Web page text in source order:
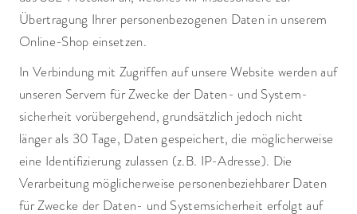
Übertragung Ihrer personenbezogenen Daten in unserem
Online-Shop einsetzen.
In Verbindung mit Zugriffen auf unsere Website werden auf
unseren Servern für Zwecke der Daten- und System­
sicherheit vorübergehend, grundsätzlich jedoch nicht
länger als 30 Tage, Daten gespeichert, die möglicherweise
eine Identifizierung zulassen (z.B. IP-Adresse). Die
Verarbeitung möglicherweise personen­beziehbarer Daten
für Zwecke der Daten- und Systemsicherheit erfolgt auf